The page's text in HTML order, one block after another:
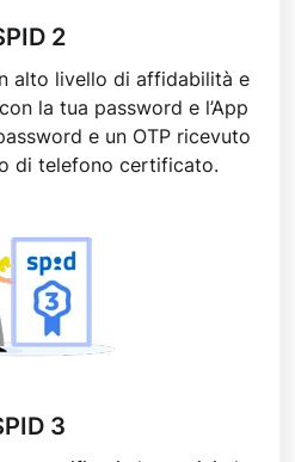
2
alto livello di affidabilità e
la tua password e l’App
e un OTP ricevuto
di telefono certificato.
3